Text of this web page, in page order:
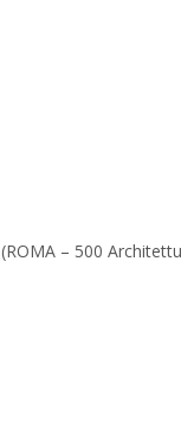
(ROMA – 500